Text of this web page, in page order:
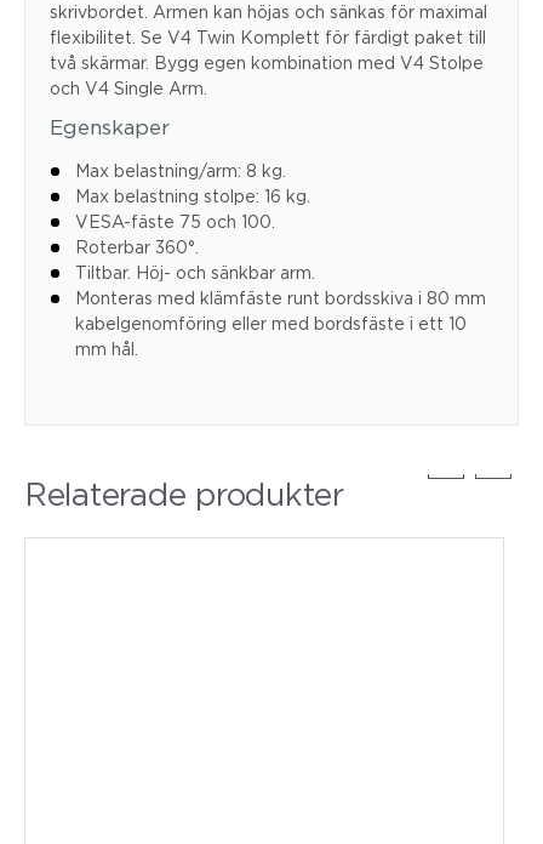
skrivbordet. Armen kan höjas och sänkas för maximal
flexibilitet. Se V4 Twin Komplett för färdigt paket till
två skärmar. Bygg egen kombination med V4 Stolpe
och V4 Single Arm.
Egenskaper
Max belastning/arm: 8 kg.
Max belastning stolpe: 16 kg.
VESA-fäste 75 och 100.
Roterbar 360°.
Tiltbar. Höj- och sänkbar arm.
Monteras med klämfäste runt bordsskiva i 80 mm
kabelgenomföring eller med bordsfäste i ett 10
mm hål.
Relaterade produkter